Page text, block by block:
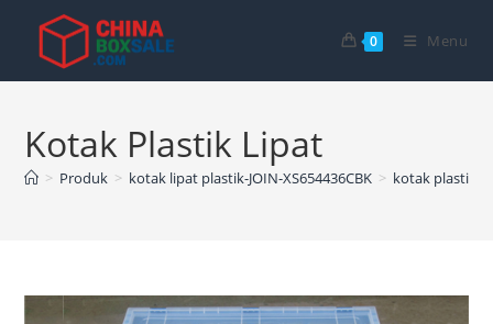
Langsung
konten
0 Menu
Kotak Plastik Lipat
> Produk > kotak lipat plastik-JOIN-XS654436CBK > kotak plastik